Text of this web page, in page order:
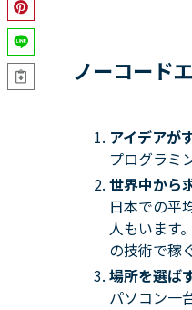
ノーコード
アイデアが
プログラミ
世界中から
日本での平
人もいます
の技術で稼
場所を選ば
パソコン一